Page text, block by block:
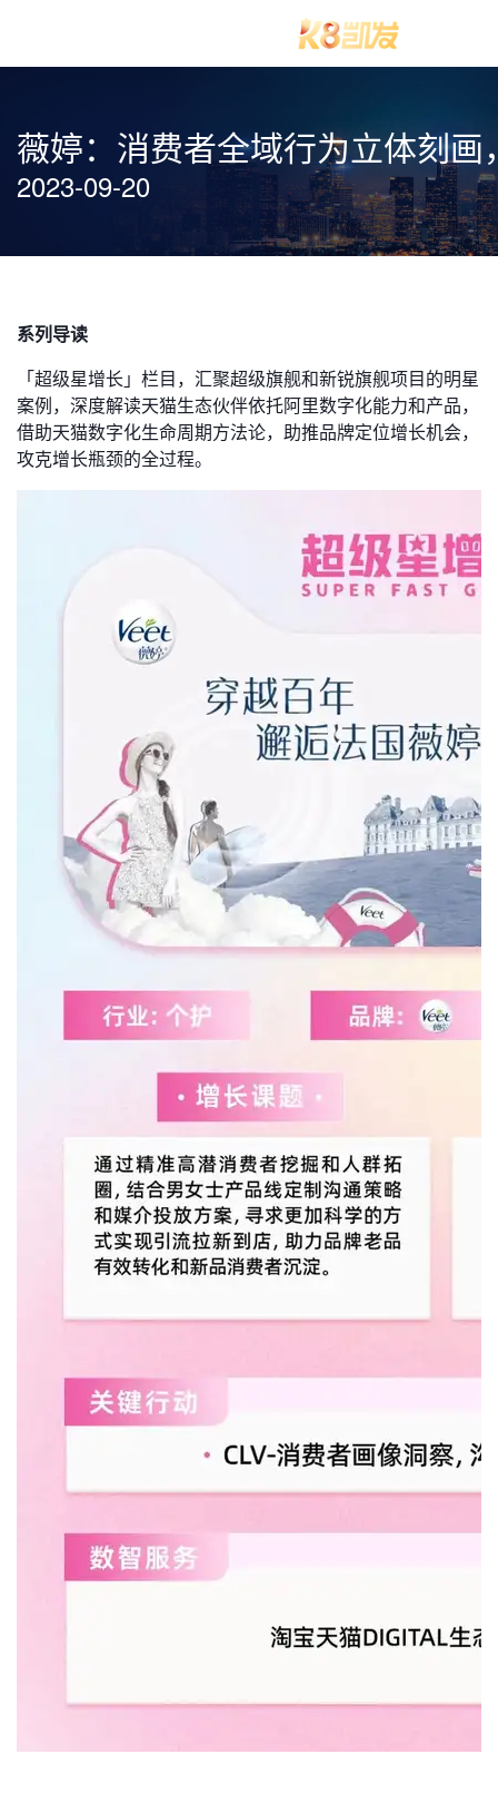
薇婷：消费者全域行为立体刻
2023-09-20
系列导读
「超级星增长」栏目，汇聚超级旗舰和新锐旗舰项目的明星
案例，深度解读天猫生态伙伴依托阿里数字化能力和产品，
借助天猫数字化生命周期方法论，助推品牌定位增长机会，
攻克增长瓶颈的全过程。